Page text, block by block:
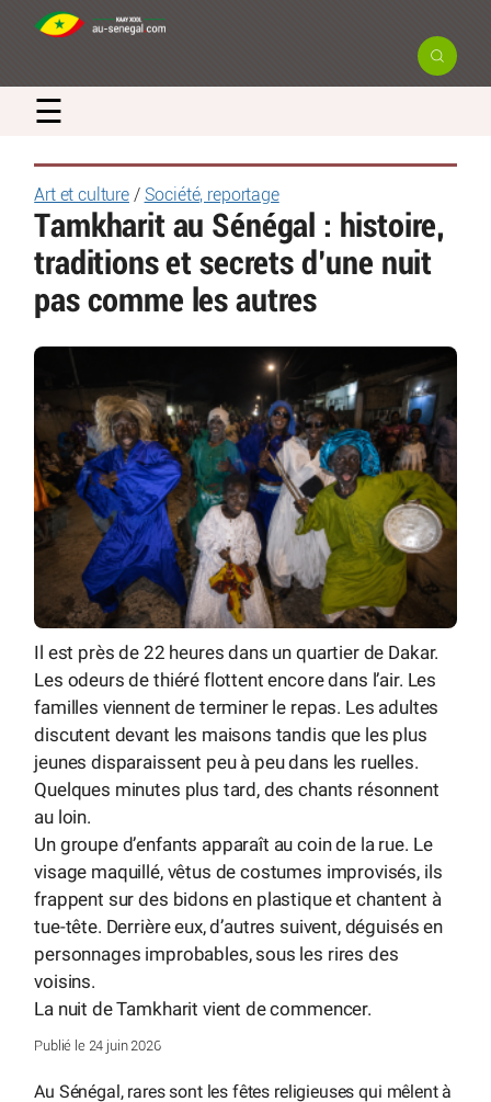
☰
Art et culture / Société, reportage
Tamkharit au Sénégal : histoire,
traditions et secrets d’une nuit
pas comme les autres
Il est près de 22 heures dans un quartier de Dakar.
Les odeurs de thiéré flottent encore dans l’air. Les
familles viennent de terminer le repas. Les adultes
discutent devant les maisons tandis que les plus
jeunes disparaissent peu à peu dans les ruelles.
Quelques minutes plus tard, des chants résonnent
au loin.
Un groupe d’enfants apparaît au coin de la rue. Le
visage maquillé, vêtus de costumes improvisés, ils
frappent sur des bidons en plastique et chantent à
tue-tête. Derrière eux, d’autres suivent, déguisés en
personnages improbables, sous les rires des
voisins.
La nuit de Tamkharit vient de commencer.
Publié le 24 juin 2026
Au Sénégal, rares sont les fêtes religieuses qui mêlent à